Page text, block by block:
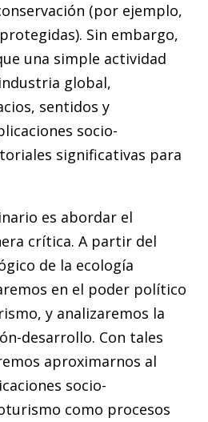
(por ejemplo,
Sin embargo,
una simple actividad
global,
sentidos y
socio-
significativas para
es abordar el
crítica. A partir del
de la ecología
en el poder político
y analizaremos la
desarrollo. Con tales
aproximarnos al
socio-
como procesos